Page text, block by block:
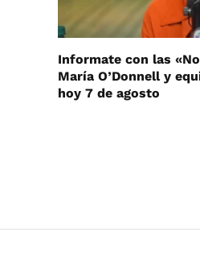
Informate con las
María O’Donnell y
hoy 7 de agosto